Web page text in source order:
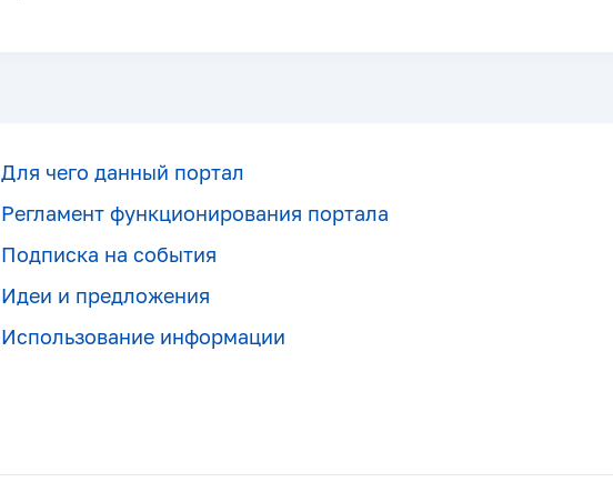
Для чего данный портал
Регламент функционирования портала
Подписка на события
Идеи и предложения
Использование информации